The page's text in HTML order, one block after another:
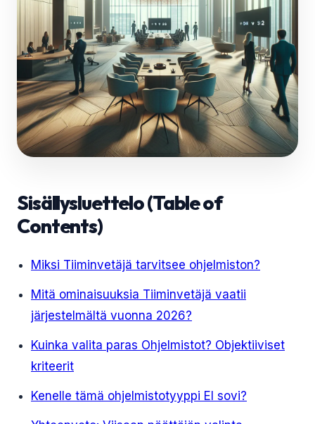
Sisällysluettelo (Table of
Contents)
Miksi Tiiminvetäjä tarvitsee ohjelmiston?
Mitä ominaisuuksia Tiiminvetäjä vaatii
järjestelmältä vuonna 2026?
Kuinka valita paras Ohjelmistot? Objektiiviset
kriteerit
Kenelle tämä ohjelmistotyyppi EI sovi?